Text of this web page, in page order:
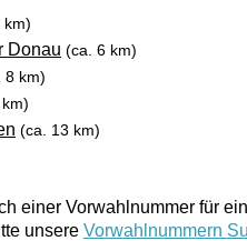
km)
Donau (ca. 6 km)
8 km)
(ca. 13 km)
einer Vorwahlnummer für
unsere Vorwahlnummern